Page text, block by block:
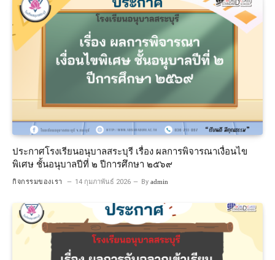
ประกาศโรงเรียนอนุบาลสระบุรี เรื่อง ผลการพิจารณาเงื่อนไข
พิเศษ ชั้นอนุบาลปีที่ ๒ ปีการศึกษา ๒๕๖๙
กิจกรรมของเรา 14 กุมภาพันธ์ 2026 By admin